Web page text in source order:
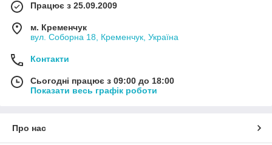
Якість
Тент виготовляється з ПВХ тканини щільністю
Сертифікати
Працює з 25.09.2009
м. Кременчук
вул. Соборна 18, Кременчук, Україна
Контакти
Сьогодні працює з 09:00 до 18:00
Показати весь графік роботи
Про нас